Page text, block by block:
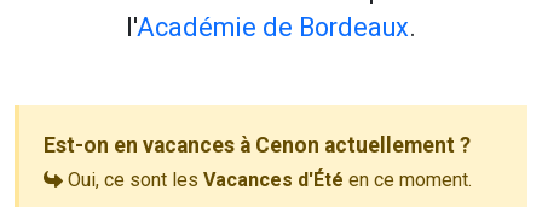
l'Académie de Bordeaux.
Est-on en vacances à Cenon actuellement ?
Oui, ce sont les Vacances d'Été en ce moment.